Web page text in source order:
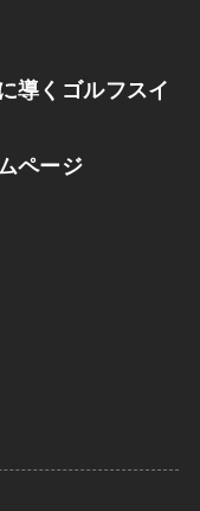
導くゴルフスイ
ページ